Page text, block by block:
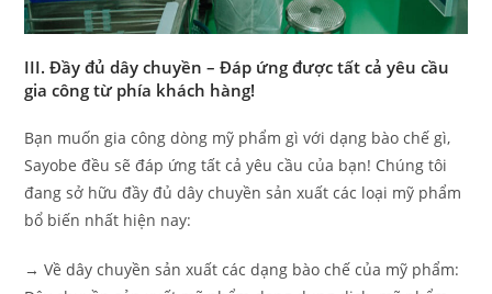
III. Đầy đủ dây chuyền – Đáp ứng được tất cả yêu cầu
gia công từ phía khách hàng!
Bạn muốn gia công dòng mỹ phẩm gì với dạng bào chế gì,
Sayobe đều sẽ đáp ứng tất cả yêu cầu của bạn! Chúng tôi
đang sở hữu đầy đủ dây chuyền sản xuất các loại mỹ phẩm
bổ biến nhất hiện nay:
→ Về dây chuyền sản xuất các dạng bào chế của mỹ phẩm: